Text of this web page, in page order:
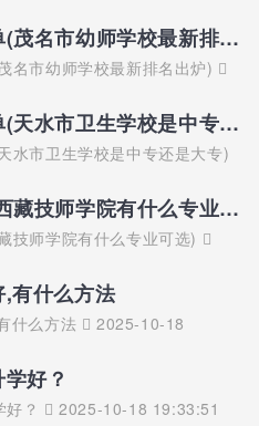
茂名市幼师学校排名榜单(茂名市幼师学校最新排名出炉)
名市幼师学校最新排名出炉)
天水市卫生学校排名榜单(天水市卫生学校是中专还是大专)
水市卫生学校是中专还是大专)
西藏技师学院排名榜单(西藏技师学院有什么专业可选)
技师学院有什么专业可选)
有什么方法
什么方法
2025-10-18
好？
？ 2025-10-18 19:33:51